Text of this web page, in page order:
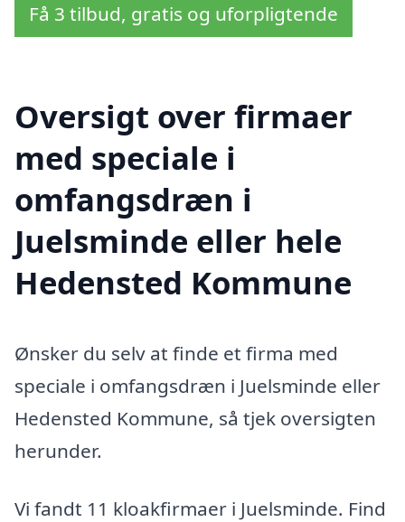
Få 3 tilbud, gratis og uforpligtende
Oversigt over firmaer
med speciale i
omfangsdræn i
Juelsminde eller hele
Hedensted Kommune
Ønsker du selv at finde et firma med
speciale i omfangsdræn i Juelsminde eller
Hedensted Kommune, så tjek oversigten
herunder.
Vi fandt 11 kloakfirmaer i Juelsminde. Find